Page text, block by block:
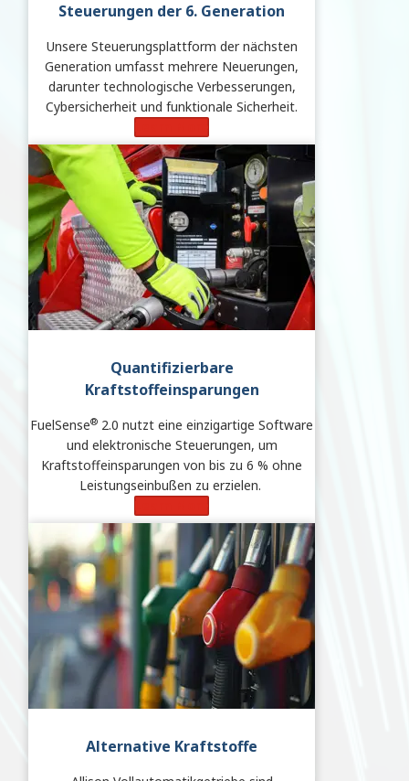
Steuerungen der 6. Generation
Unsere Steuerungsplattform der nächsten
Generation umfasst mehrere Neuerungen,
darunter technologische Verbesserungen,
Cybersicherheit und funktionale Sicherheit.
Quantifizierbare
Kraftstoffeinsparungen
FuelSense® 2.0 nutzt eine einzigartige Software
und elektronische Steuerungen, um
Kraftstoffeinsparungen von bis zu 6 % ohne
Leistungseinbußen zu erzielen.
Alternative Kraftstoffe